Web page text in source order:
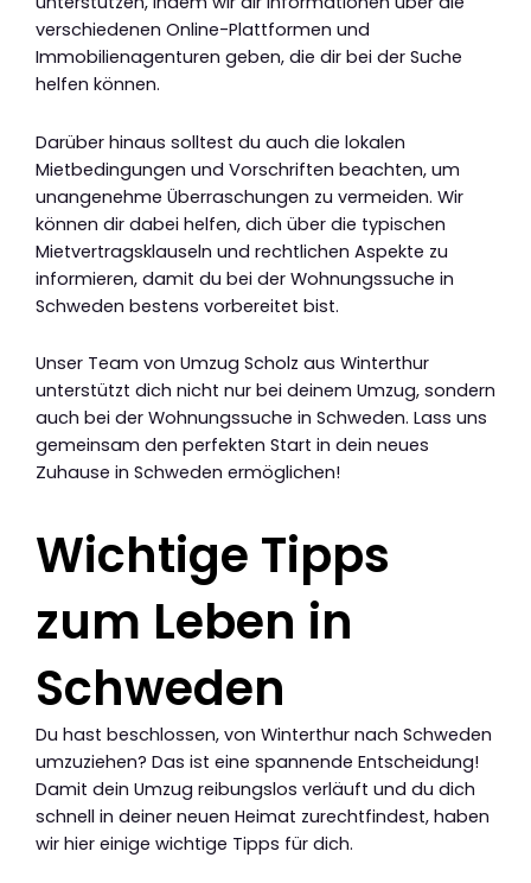
verschiedenen Online-Plattformen und
Immobilienagenturen geben, die dir bei der Suche
helfen können.
Darüber hinaus solltest du auch die lokalen
Mietbedingungen und Vorschriften beachten, um
unangenehme Überraschungen zu vermeiden. Wir
können dir dabei helfen, dich über die typischen
Mietvertragsklauseln und rechtlichen Aspekte zu
informieren, damit du bei der Wohnungssuche in
Schweden bestens vorbereitet bist.
Unser Team von Umzug Scholz aus Winterthur
unterstützt dich nicht nur bei deinem Umzug, sondern
auch bei der Wohnungssuche in Schweden. Lass uns
gemeinsam den perfekten Start in dein neues
Zuhause in Schweden ermöglichen!
Wichtige Tipps
zum Leben in
Schweden
Du hast beschlossen, von Winterthur nach Schweden
umzuziehen? Das ist eine spannende Entscheidung!
Damit dein Umzug reibungslos verläuft und du dich
schnell in deiner neuen Heimat zurechtfindest, haben
wir hier einige wichtige Tipps für dich.